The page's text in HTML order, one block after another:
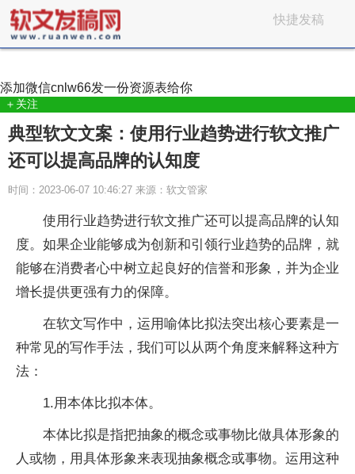
快捷发稿
添加微信cnlw66发一份资源表给你
＋关注
典型软文文案：使用行业趋势进行软文推广
还可以提高品牌的认知度
时间：2023-06-07 10:46:27 来源：软文管家
使用行业趋势进行软文推广还可以提高品牌的认知
度。如果企业能够成为创新和引领行业趋势的品牌，就
能够在消费者心中树立起良好的信誉和形象，并为企业
增长提供更强有力的保障。
在软文写作中，运用喻体比拟法突出核心要素是一
种常见的写作手法，我们可以从两个角度来解释这种方
法：
1.用本体比拟本体。
本体比拟是指把抽象的概念或事物比做具体形象的
人或物，用具体形象来表现抽象概念或事物。运用这种